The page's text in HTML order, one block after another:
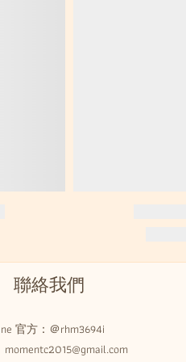
聯絡我們
官方： ＠rhm3694i